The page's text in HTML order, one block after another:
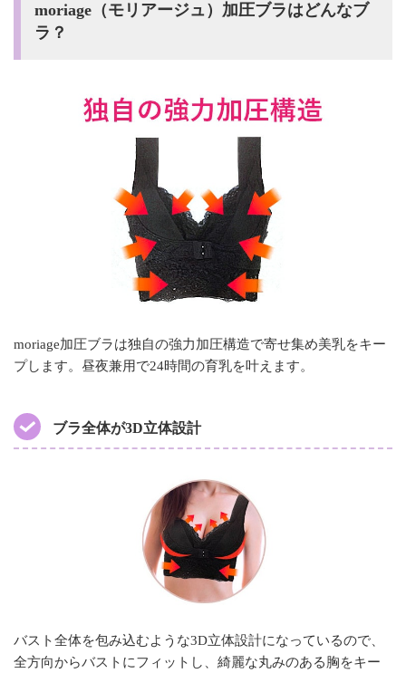
moriage（モリアージュ）加圧ブラはどんなブ
ラ？
moriage加圧ブラは独自の強力加圧構造で寄せ集め美乳をキー
プします。昼夜兼用で24時間の育乳を叶えます。
ブラ全体が3D立体設計
バスト全体を包み込むような3D立体設計になっているので、
全方向からバストにフィットし、綺麗な丸みのある胸をキー